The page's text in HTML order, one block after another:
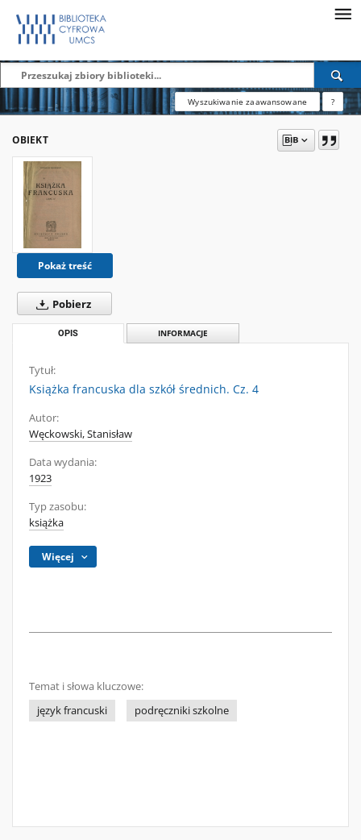
Wyszukiwanie zaawansowane ?
OBIEKT
Pokaż treść
Pobierz
OPIS INFORMACJE
Tytuł:
Książka francuska dla szkół średnich. Cz. 4
Autor:
Węckowski, Stanisław
Data wydania:
1923
Typ zasobu:
książka
Więcej
Temat i słowa kluczowe:
język francuski
podręczniki szkolne